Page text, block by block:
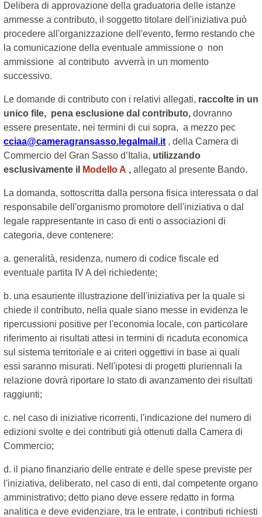
Delibera di approvazione della graduatoria delle istanze
ammesse a contributo, il soggetto titolare dell'iniziativa può
procedere all'organizzazione dell'evento, fermo restando che
la comunicazione della eventuale ammissione o non
ammissione al contributo avverrà in un momento
successivo.
Le domande di contributo con i relativi allegati, raccolte in un
unico file, pena esclusione dal contributo, dovranno
essere presentate, nei termini di cui sopra, a mezzo pec
cciaa@cameragransasso.legalmail.it , della Camera di
Commercio del Gran Sasso d’Italia, utilizzando
esclusivamente il
Modello A , allegato al presente Bando.
La domanda, sottoscritta dalla persona fisica interessata o dal
responsabile dell'organismo promotore dell'iniziativa o dal
legale rappresentante in caso di enti o associazioni di
categoria, deve contenere:
a. generalità, residenza, numero di codice fiscale ed
eventuale partita IV A del richiedente;
b. una esauriente illustrazione dell'iniziativa per la quale si
chiede il contributo, nella quale siano messe in evidenza le
ripercussioni positive per l'economia locale, con particolare
riferimento ai risultati attesi in termini di ricaduta economica
sul sistema territoriale e ai criteri oggettivi in base ai quali
essi saranno misurati. Nell'ipotesi di progetti pluriennali la
relazione dovrà riportare lo stato di avanzamento dei risultati
raggiunti;
c. nel caso di iniziative ricorrenti, l'indicazione del numero di
edizioni svolte e dei contributi già ottenuti dalla Camera di
Commercio;
d. il piano finanziario delle entrate e delle spese previste per
l'iniziativa, deliberato, nel caso di enti, dal competente organo
amministrativo; detto piano deve essere redatto in forma
analitica e deve evidenziare, tra le entrate, i contributi richiesti